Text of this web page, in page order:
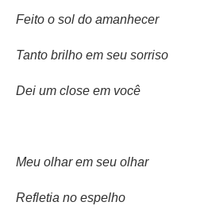
Feito o sol do amanhecer
Tanto brilho em seu sorriso
Dei um close em você
Meu olhar em seu olhar
Refletia no espelho